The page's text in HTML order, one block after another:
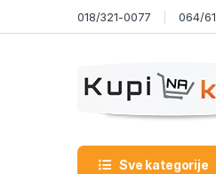
Skip to navigation018/321-0077 064/
Sve kategorije